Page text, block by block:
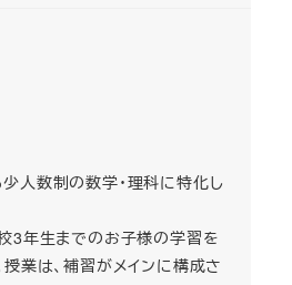
人数制の数学・理科に特化し
3年生までのお子様の学習を
授業は、補習がメインに構成さ